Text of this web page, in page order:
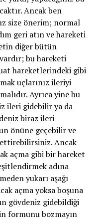
Ancak ben
size önerim; normal
geri atın ve hareketi
diğer bütün
bu hareketi
hareketlerindeki gibi
uçlarınız ileriyi
Ayrıca yine bu
ileri gidebilir ya da
biraz ileri
önüne geçebilir ve
ettirebilirsiniz. Ancak
açma gibi bir hareket
adına
yukarı aşağı
açma yoksa boşuna
gövdeniz gidebildiği
formunu bozmayın